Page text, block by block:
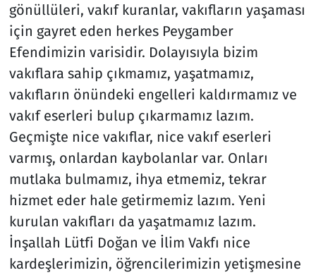
gönüllüleri, vakıf kuranlar, vakıfların yaşaması
için gayret eden herkes Peygamber
Efendimizin varisidir. Dolayısıyla bizim
vakıflara sahip çıkmamız, yaşatmamız,
vakıfların önündeki engelleri kaldırmamız ve
vakıf eserleri bulup çıkarmamız lazım.
Geçmişte nice vakıflar, nice vakıf eserleri
varmış, onlardan kaybolanlar var. Onları
mutlaka bulmamız, ihya etmemiz, tekrar
hizmet eder hale getirmemiz lazım. Yeni
kurulan vakıfları da yaşatmamız lazım.
İnşallah Lütfi Doğan ve İlim Vakfı nice
kardeşlerimizin, öğrencilerimizin yetişmesine